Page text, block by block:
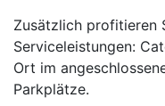
Zusätzlich profitieren
Serviceleistungen:
Ort im
Parkplätze.